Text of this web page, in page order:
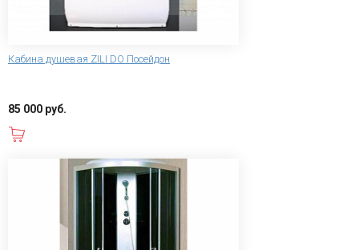
Кабина душевая ZILI DO Посейдон
85 000 руб.